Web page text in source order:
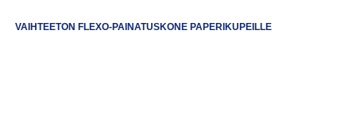
VAIHTEETON FLEXO-PAINATUSKONE PAPERIKUPEILLE